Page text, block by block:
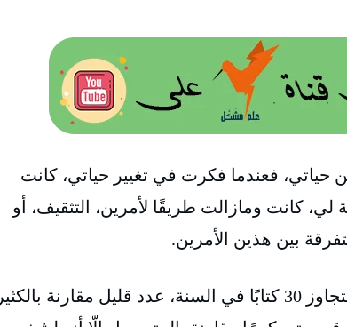
حياتي، فعندما فكرت في تغيير حياتي، كانت
لي، كانت ومازالت طريقًا لأمرين، التثقيف، أو
بين هذين الأمرين.
حتى الآن، عدد الكتب التي أقرأ لا تتجاوز 30 كتابًا في السنة، عدد قليل مقارنة بالكثير